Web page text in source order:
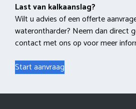
Last van kalkaanslag?
Wilt u advies of een offerte
waterontharder? Neem dan direct
contact met ons op voor meer
Start aanvraag